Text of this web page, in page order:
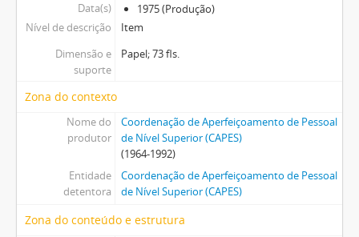
Data(s)
1975 (Produção)
Nível de descrição
Item
Dimensão e
suporte
Papel; 73 fls.
Zona do contexto
Nome do
produtor
Coordenação de Aperfeiçoamento de Pessoal
de Nível Superior (CAPES)
(1964-1992)
Entidade
detentora
Coordenação de Aperfeiçoamento de Pessoal
de Nível Superior (CAPES)
Zona do conteúdo e estrutura